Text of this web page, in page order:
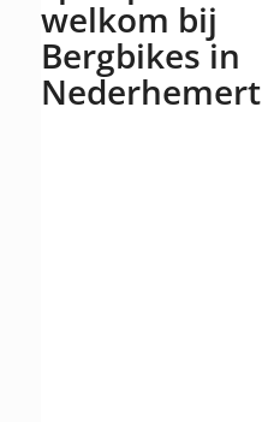
welkom bij
Bergbikes in
Nederhemert